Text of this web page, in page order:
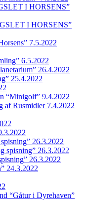
I HORSENS”
I HORSENS”
7.5.2022
6.5.2022
26.4.2022
25.4.2022
“Minigolf” 9.4.2022
af Rusmidler 7.4.2022
26.3.2022
spisning” 26.3.2022
26.3.2022
24.3.2022
“Gåtur i Dyrehaven”